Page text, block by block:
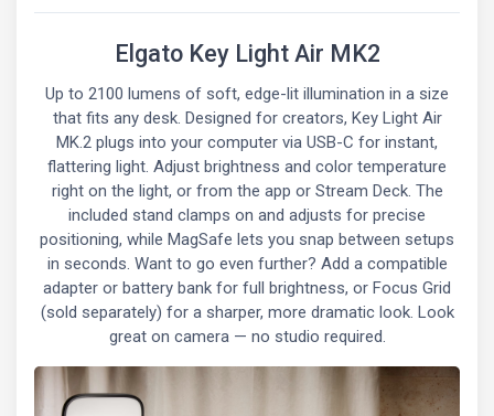
Elgato Key Light Air MK2
Up to 2100 lumens of soft, edge-lit illumination in a size
that fits any desk. Designed for creators, Key Light Air
MK.2 plugs into your computer via USB-C for instant,
flattering light. Adjust brightness and color temperature
right on the light, or from the app or Stream Deck. The
included stand clamps on and adjusts for precise
positioning, while MagSafe lets you snap between setups
in seconds. Want to go even further? Add a compatible
adapter or battery bank for full brightness, or Focus Grid
(sold separately) for a sharper, more dramatic look. Look
great on camera — no studio required.